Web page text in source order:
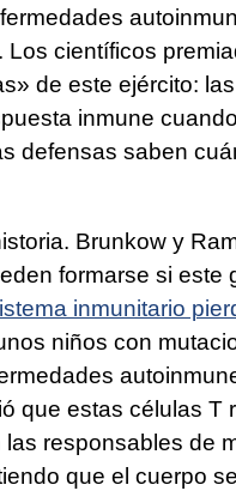
Los científicos
de este ejército:
inmune
defensas saben
Brunkow y
formarse si este
inmunitario
niños con
que estas células T
responsables de
que el cuerpo